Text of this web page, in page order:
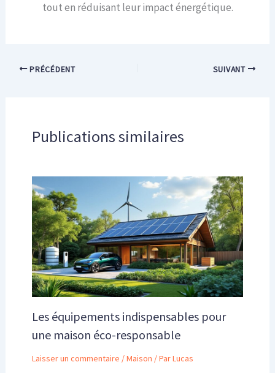
tout en réduisant leur impact énergétique.
PRÉCÉDENT SUIVANT
Publications similaires
Les équipements indispensables pour
une maison éco-responsable
Laisser un commentaire /Maison / ParLucas